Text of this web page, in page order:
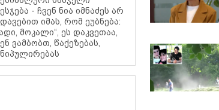
- ჩვენ ნია იმნაძეს არ
იმას, რომ ეუბნება:
მოკალი“, ეს დაკვეთაა,
ვამბობთ, წაქეზებას,